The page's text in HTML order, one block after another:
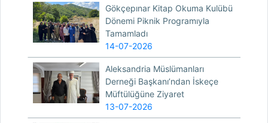
Gökçepınar Kitap Okuma Kulübü
Dönemi Piknik Programıyla
Tamamladı
14-07-2026
Aleksandria Müslümanları
Derneği Başkanı’ndan İskeçe
Müftülüğüne Ziyaret
13-07-2026